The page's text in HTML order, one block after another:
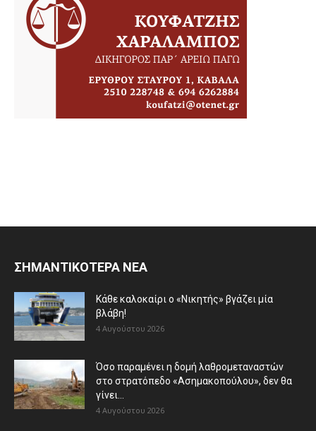
ΣΗΜΑΝΤΙΚΟΤΕΡΑ ΝΕΑ
Κάθε καλοκαίρι ο «Νικητής» βγάζει μία
βλάβη!
4 Αυγούστου 2026
Όσο παραμένει η δομή λαθρομεταναστών
στο στρατόπεδο «Ασημακοπούλου», δεν θα
γίνει...
4 Αυγούστου 2026